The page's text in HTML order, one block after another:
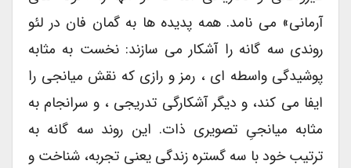
آرمانی» می نامد. همه پدیده ها به گمان فان در لئو
روندی سه گانه را آشکار می سازند: نخست به مثابه
پوشیدگی واسطه ای ، رمز و رازی که نقش میانجی را
ایفا می کند، و دیگر آشکارگی تدریجی ، و سرانجام به
مثابه میانجیِ تصویری ذات. این روند سه گانه به
ترتیب خود با سه گستره زندگی یعنی تجربه، شناخت و